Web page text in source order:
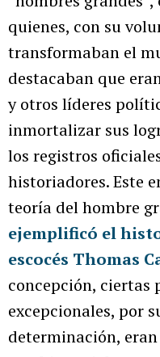
quienes, con su
transformaban el
destacaban que
y otros líderes
inmortalizar sus
los registros
historiadores. Este
teoría del hombre
ejemplificó el
escocés Thomas
concepción, ciertas
excepcionales, por
determinación,